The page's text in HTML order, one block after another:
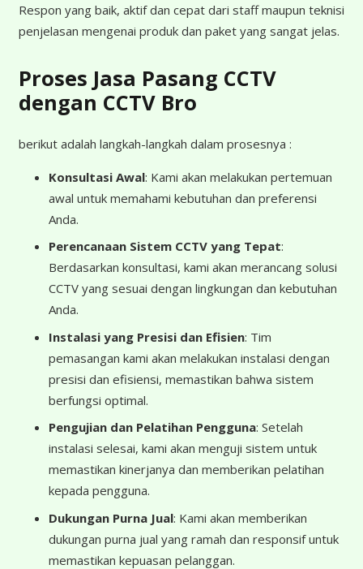
Respon yang baik, aktif dan cepat dari staff maupun teknisi
penjelasan mengenai produk dan paket yang sangat jelas.
Proses Jasa Pasang CCTV
dengan CCTV Bro
berikut adalah langkah-langkah dalam prosesnya :
Konsultasi Awal: Kami akan melakukan pertemuan
awal untuk memahami kebutuhan dan preferensi
Anda.
Perencanaan Sistem CCTV yang Tepat:
Berdasarkan konsultasi, kami akan merancang solusi
CCTV yang sesuai dengan lingkungan dan kebutuhan
Anda.
Instalasi yang Presisi dan Efisien: Tim
pemasangan kami akan melakukan instalasi dengan
presisi dan efisiensi, memastikan bahwa sistem
berfungsi optimal.
Pengujian dan Pelatihan Pengguna: Setelah
instalasi selesai, kami akan menguji sistem untuk
memastikan kinerjanya dan memberikan pelatihan
kepada pengguna.
Dukungan Purna Jual: Kami akan memberikan
dukungan purna jual yang ramah dan responsif untuk
memastikan kepuasan pelanggan.